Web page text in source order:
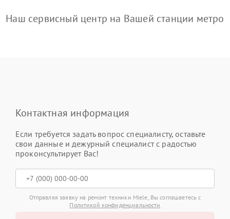
Наш сервисный центр на Вашей станции метро
Контактная информация
Если требуется задать вопрос специалисту, оставьте
свои данные и дежурный специалист с радостью
проконсультирует Вас!
Отправляя заявку на ремонт техники Miele, Вы соглашаетесь с
Политикой конфиденциальности